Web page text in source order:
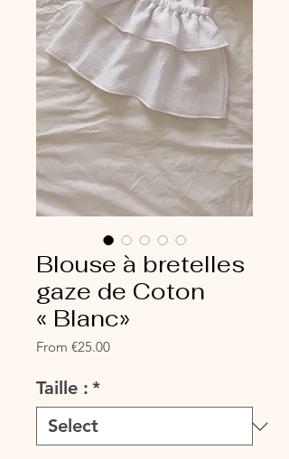
Blouse à bretelles
gaze de Coton
« Blanc»
From €25.00Sale
Taille : *